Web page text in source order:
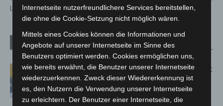
Lockerungen möglich
Verwandte Artikel Mehr vom Autor
Letzte Corona-Schutzmaßnahme läuft
aus
Internetseite nutzerfreundlichere Services bereitstellen,
die ohne die Cookie-Setzung nicht möglich wären.
Mittels eines Cookies können die Informationen und
Angebote auf unserer Internetseite im Sinne des
Benutzers optimiert werden. Cookies ermöglichen uns,
wie bereits erwähnt, die Benutzer unserer Internetseite
wiederzuerkennen. Zweck dieser Wiedererkennung ist
es, den Nutzern die Verwendung unserer Internetseite
zu erleichtern. Der Benutzer einer Internetseite, die